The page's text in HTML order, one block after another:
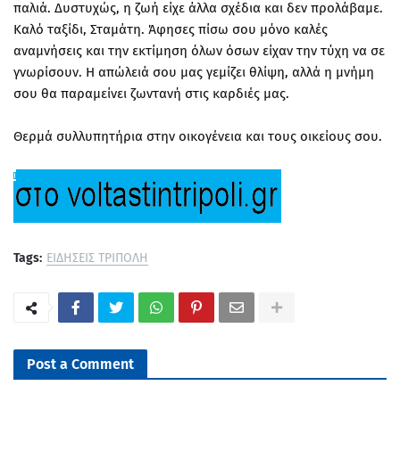
παλιά. Δυστυχώς, η ζωή είχε άλλα σχέδια και δεν προλάβαμε.
Καλό ταξίδι, Σταμάτη. Άφησες πίσω σου μόνο καλές
αναμνήσεις και την εκτίμηση όλων όσων είχαν την τύχη να σε
γνωρίσουν. Η απώλειά σου μας γεμίζει θλίψη, αλλά η μνήμη
σου θα παραμείνει ζωντανή στις καρδιές μας.
Θερμά συλλυπητήρια στην οικογένεια και τους οικείους σου.
Tags: ΕΙΔΗΣΕΙΣ ΤΡΙΠΟΛΗ
Post a Comment